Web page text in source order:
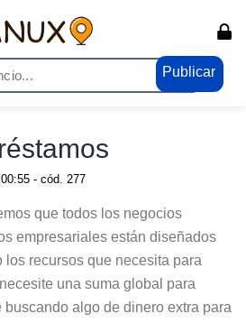
Publicar
Generales
- cód. 277
que todos los negocios
empresariales están diseñados
los recursos que necesita para
una suma global para
buscando algo de dinero extra para